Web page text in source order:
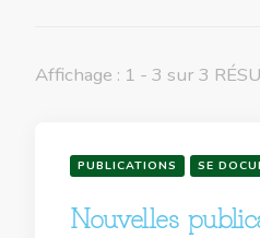
Affichage : 1 - 3 sur 3
PUBLICATIONS SE
Nouvelles